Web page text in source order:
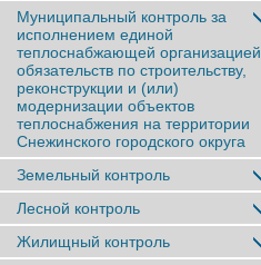
Муниципальный контроль за
исполнением единой
теплоснабжающей организацией
обязательств по строительству,
реконструкции и (или)
модернизации объектов
теплоснабжения на территории
Снежинского городского округа
Земельный контроль
Лесной контроль
Жилищный контроль